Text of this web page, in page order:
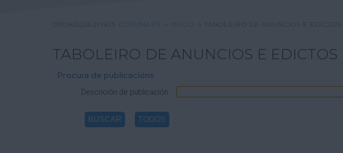
07/08/2026 21:14:13 CORUNA.ES > INICIO > TABOLEIRO DE ANUNCIOS E
TABOLEIRO DE ANUNCIOS E
Procura de publicacións
Descrición de publicación